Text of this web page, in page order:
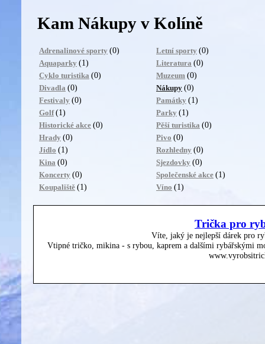
Kam Nákupy v Kolíně
Adrenalinové sporty (0)
Aquaparky (1)
Cyklo turistika (0)
Divadla (0)
Festivaly (0)
Golf (1)
Historické akce (0)
Hrady (0)
Jídlo (1)
Kina (0)
Koncerty (0)
Koupaliště (1)
Letní sporty (0)
Literatura (0)
Muzeum (0)
Nákupy (0)
Památky (1)
Parky (1)
Pěší turistika (0)
Pivo (0)
Rozhledny (0)
Sjezdovky (0)
Společenské akce (1)
Víno (1)
Trička pro
Víte, jaký je nejlepší dárek pro
Vtipné tričko, mikina - s rybou, kaprem a dalšími rybářskými